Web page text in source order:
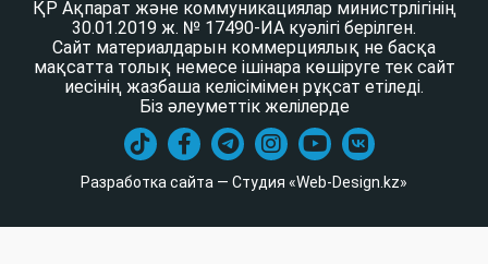
ҚР Ақпарат және коммуникациялар министрлігінің
30.01.2019 ж. № 17490-ИА куәлігі берілген.
Сайт материалдарын коммерциялық не басқа
мақсатта толық немесе ішінара көшіруге тек сайт
иесінің жазбаша келісімімен рұқсат етіледі.
Біз әлеуметтік желілерде
Разработка сайта — Студия «Web-Design.kz»